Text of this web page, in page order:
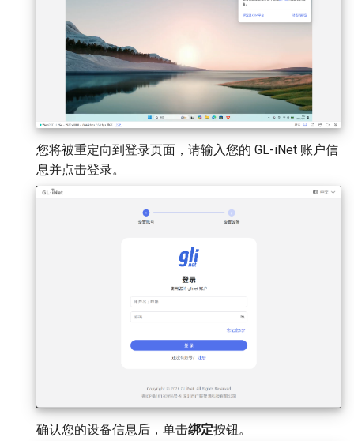
您将被重定向到登录页面，请输入您的 GL-iNet 账户信
息并点击登录。
确认您的设备信息后，单击绑定按钮。